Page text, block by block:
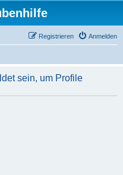
Anmelden
Registrieren
sein, um Profile